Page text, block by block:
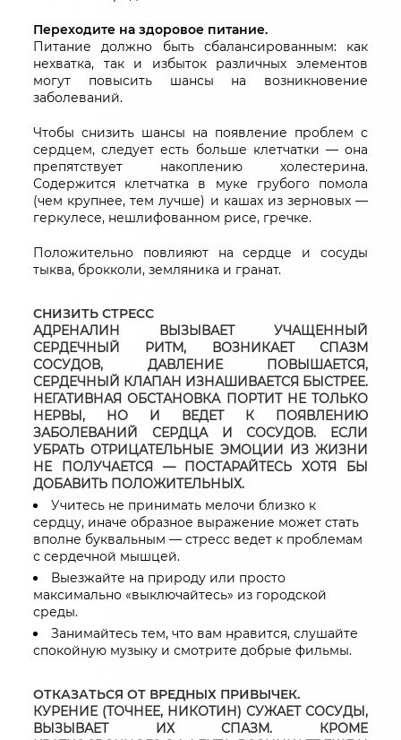
Переходите на здоровое питание.
Питание должно быть сбалансированным: как
нехватка, так и избыток различных элементов
могут повысить шансы на возникновение
заболеваний.
Чтобы снизить шансы на появление проблем с
сердцем, следует есть больше клетчатки — она
препятствует накоплению холестерина.
Содержится клетчатка в муке грубого помола
(чем крупнее, тем лучше) и кашах из зерновых —
геркулесе, нешлифованном рисе, гречке.
Положительно повлияют на сердце и сосуды
тыква, брокколи, земляника и гранат.
СНИЗИТЬ СТРЕСС
АДРЕНАЛИН ВЫЗЫВАЕТ УЧАЩЕННЫЙ
СЕРДЕЧНЫЙ РИТМ, ВОЗНИКАЕТ СПАЗМ
СОСУДОВ, ДАВЛЕНИЕ ПОВЫШАЕТСЯ,
СЕРДЕЧНЫЙ КЛАПАН ИЗНАШИВАЕТСЯ БЫСТРЕЕ.
НЕГАТИВНАЯ ОБСТАНОВКА ПОРТИТ НЕ ТОЛЬКО
НЕРВЫ, НО И ВЕДЕТ К ПОЯВЛЕНИЮ
ЗАБОЛЕВАНИЙ СЕРДЦА И СОСУДОВ. ЕСЛИ
УБРАТЬ ОТРИЦАТЕЛЬНЫЕ ЭМОЦИИ ИЗ ЖИЗНИ
НЕ ПОЛУЧАЕТСЯ — ПОСТАРАЙТЕСЬ ХОТЯ БЫ
ДОБАВИТЬ ПОЛОЖИТЕЛЬНЫХ.
Учитесь не принимать мелочи близко к
сердцу, иначе образное выражение может стать
вполне буквальным — стресс ведет к проблемам
с сердечной мышцей.
Выезжайте на природу или просто
максимально «выключайтесь» из городской
среды.
Занимайтесь тем, что вам нравится, слушайте
спокойную музыку и смотрите добрые фильмы.
ОТКАЗАТЬСЯ ОТ ВРЕДНЫХ ПРИВЫЧЕК.
КУРЕНИЕ (ТОЧНЕЕ, НИКОТИН) СУЖАЕТ СОСУДЫ,
ВЫЗЫВАЕТ ИХ СПАЗМ. КРОМЕ